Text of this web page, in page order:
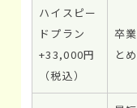
ハイスピー
ドプラン
+33,000円
（税込）
卒
と